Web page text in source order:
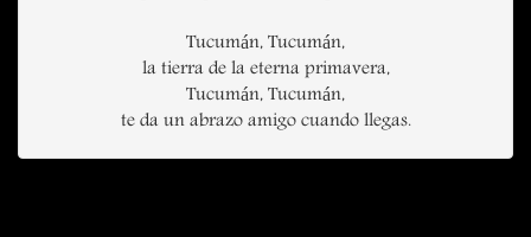
Tucumán, Tucumán,
la tierra de la eterna primavera,
Tucumán, Tucumán,
te da un abrazo amigo cuando llegas.